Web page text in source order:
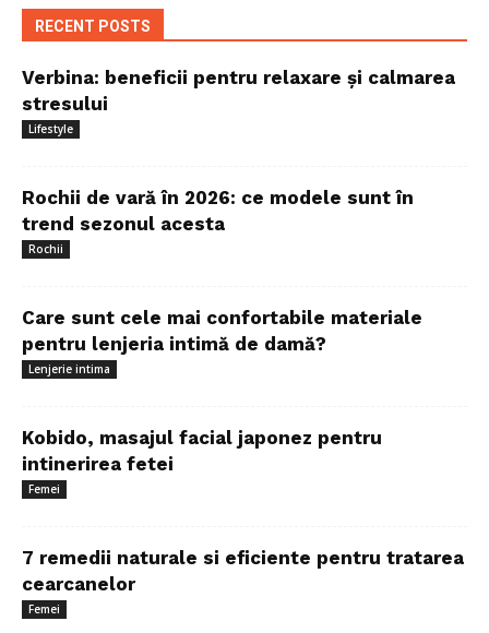
RECENT POSTS
Verbina: beneficii pentru relaxare și calmarea
stresului
Lifestyle
Rochii de vară în 2026: ce modele sunt în
trend sezonul acesta
Rochii
Care sunt cele mai confortabile materiale
pentru lenjeria intimă de damă?
Lenjerie intima
Kobido, masajul facial japonez pentru
intinerirea fetei
Femei
7 remedii naturale si eficiente pentru tratarea
cearcanelor
Femei